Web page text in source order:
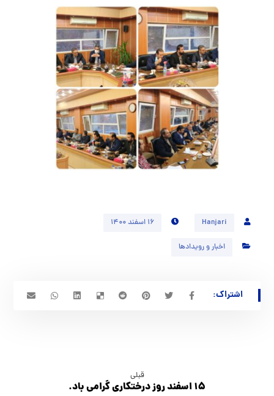
Hanjari ۱۶ اسفند ۱۴۰۰
اخبار و رویدادها
قبلی
۱۵ اسفند روز درختکاری گرامی باد.